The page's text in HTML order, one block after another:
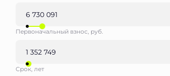
Первоначальный взнос, руб.
Срок, лет